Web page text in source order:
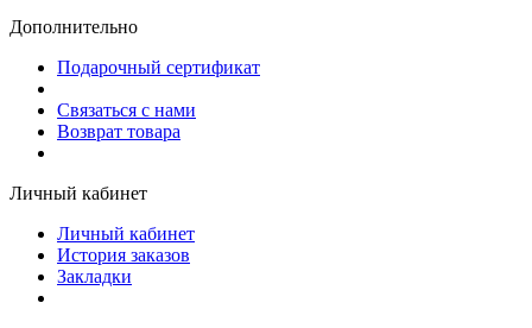
Дополнительно
Подарочный сертификат
Связаться с нами
Возврат товара
Личный кабинет
Личный кабинет
История заказов
Закладки